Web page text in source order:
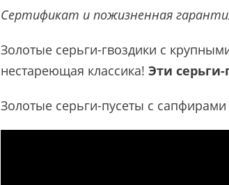
Сертификат и пожизненная
Золотые серьги-гвоздики с
нестареющая классика! Эти
Золотые серьги-пусеты c сапфирами